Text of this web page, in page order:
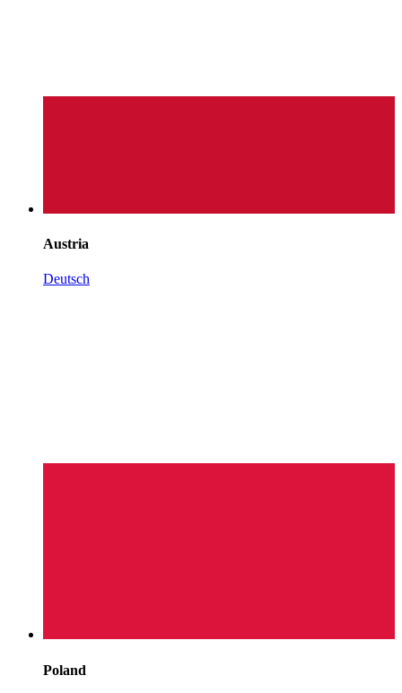
Austria
Deutsch
Poland